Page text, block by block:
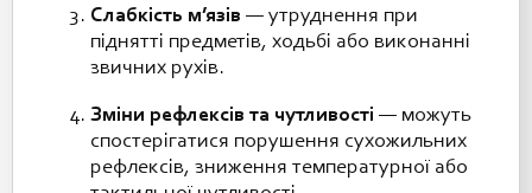
Слабкість м’язів — утруднення при
піднятті предметів, ходьбі або виконанні
звичних рухів.
Зміни рефлексів та чутливості — можуть
спостерігатися порушення сухожильних
рефлексів, зниження температурної або